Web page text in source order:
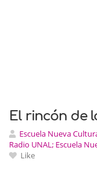
El rincón de
Escuela Nueva
Radio UNAL; Escuela
Like